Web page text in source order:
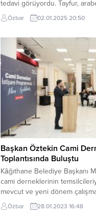
tedavi görüyordu. Tayfur,
türlerinde kazandırdığı
müziğine büyük katkılarda
1960’lı yıllarda...
Özbar 02.01.2025 20:50
Başkan Öztekin Cami
Toplantısında Buluştu
Kâğıthane Belediye Başkanı
cami derneklerinin
mevcut ve yeni dönem
toplantısı yaptı. Kâğıthane
birliği ile ilçedeki cami
Özbar 28.01.2023 16:48